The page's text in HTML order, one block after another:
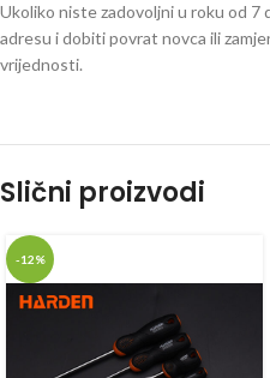
Ukoliko niste zadovoljni u roku od 7
adresu i dobiti povrat novca ili
vrijednosti.
Slični proizvodi
-12%